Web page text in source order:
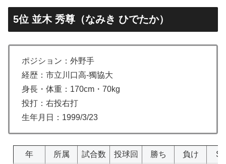
5位 並木 秀尊（なみき ひでたか）
ポジション：外野手
経歴：市立川口高-獨協大
身長・体重：170cm・70kg
投打：右投右打
生年月日：1999/3/23
年 所属 試合数 投球回 勝ち 負け S